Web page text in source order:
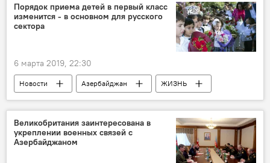
Порядок приема детей в первый класс
изменится - в основном для русского
сектора
6 марта 2019, 22:30
Новости Азербайджан
ЖИЗНЬ
Первый класс
регистрация
Русский сектор
Великобритания заинтересована в
укреплении военных связей с
Азербайджаном